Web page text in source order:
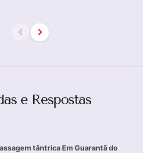
e Respostas
tântrica Em Guarantã do